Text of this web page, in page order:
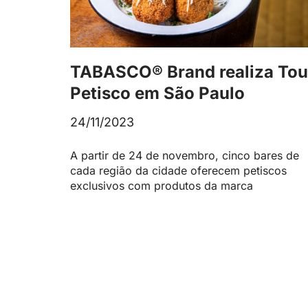
TABASCO® Brand realiza
Petisco em São Paulo
24/11/2023
A partir de 24 de novembro, cinco bares de
cada região da cidade oferecem petiscos
exclusivos com produtos da marca